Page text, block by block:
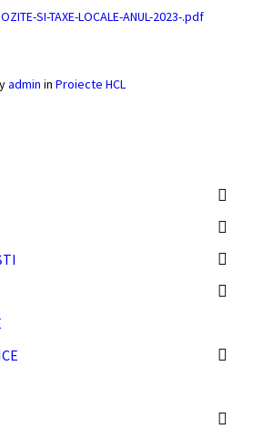
SI-TAXE-LOCALE-ANUL-2023-.pdf
admin in Proiecte HCL